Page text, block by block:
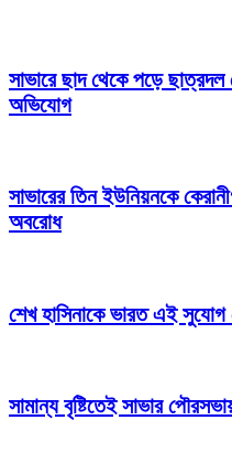
সাভারে ছাদ থেকে পড়ে
অভিযোগ
সাভারের তিন ইউনিয়নকে
অবরোধ
শেখ হাসিনাকে ভারত এই
সামান্য বৃষ্টিতেই সাভার